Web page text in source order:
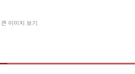
큰 이미지 보기